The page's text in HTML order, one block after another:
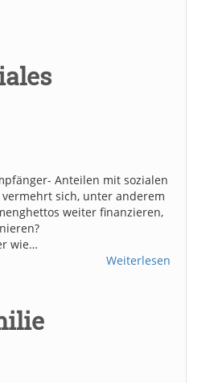
Anteilen mit sozialen
sich, unter anderem
weiter finanzieren,
wie…
Weiterlesen